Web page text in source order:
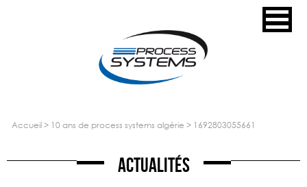
accueil> 10 ans de process systems algérie > 1692803055661
Actualités